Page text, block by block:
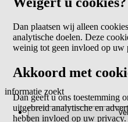
informatie zoekt
Dan plaatsen wij alleen
analytische doelen. Deze
weinig tot geen invloed op uw
Akkoord met
Dan geeft u ons toestemming
uitgebreid analytische en
hebben invloed op uw privacy.